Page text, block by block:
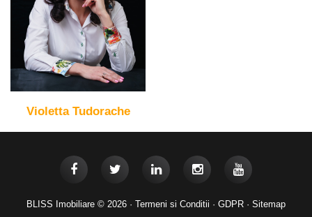
Violetta Tudorache
BLISS Imobiliare © 2026 · Termeni si Conditii · GDPR · Sitemap